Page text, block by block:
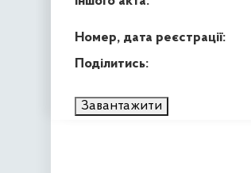
Номер, дата реєстрації:
Поділитись:
Завантажити